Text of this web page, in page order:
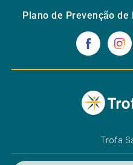
Plano de Prevenção de
Trofa